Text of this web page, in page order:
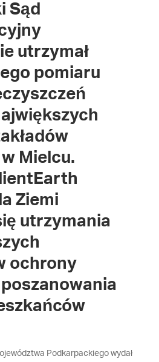
Sąd
utrzymał
pomiaru
Mielcu.
Ziemi
utrzymania
ochrony
Podkarpackiego wydał